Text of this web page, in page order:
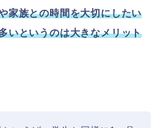
家族との時間を大切にしたい
いというのは大きなメリット